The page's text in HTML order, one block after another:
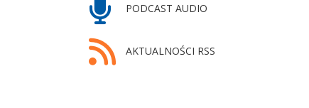
PODCAST AUDIO
AKTUALNOŚCI RSS